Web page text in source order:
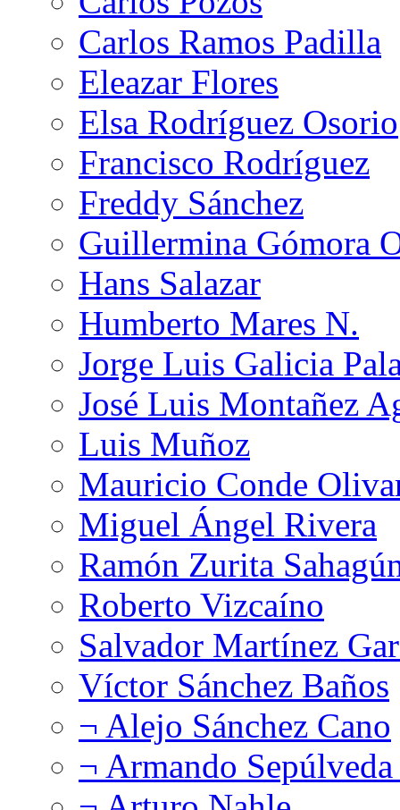
Carlos Ramos Padilla
Eleazar Flores
Elsa Rodríguez Osorio
Francisco Rodríguez
Freddy Sánchez
Guillermina Gómora
Hans Salazar
Humberto Mares N.
Jorge Luis Galicia
José Luis Montañez
Luis Muñoz
Mauricio Conde
Miguel Ángel Rivera
Ramón Zurita
Roberto Vizcaíno
Salvador Martínez
Víctor Sánchez Baños
¬ Alejo Sánchez Cano
¬ Armando